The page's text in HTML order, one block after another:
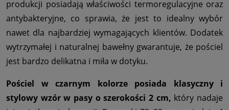
produkcji posiadają właściwości termoregulacyjne oraz
antybakteryjne, co sprawia, że jest to idealny wybór
nawet dla najbardziej wymagających klientów. Dodatek
wytrzymałej i naturalnej bawełny gwarantuje, że pościel
jest bardzo delikatna i miła w dotyku.
Pościel w czarnym kolorze posiada klasyczny i
stylowy wzór w pasy o szerokości 2 cm, który nadaje